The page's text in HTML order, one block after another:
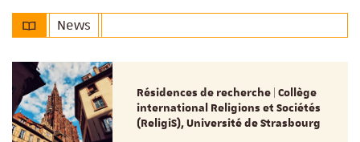
News
Résidences de recherche | Collège
international Religions et Sociétés
(ReligiS), Université de Strasbourg